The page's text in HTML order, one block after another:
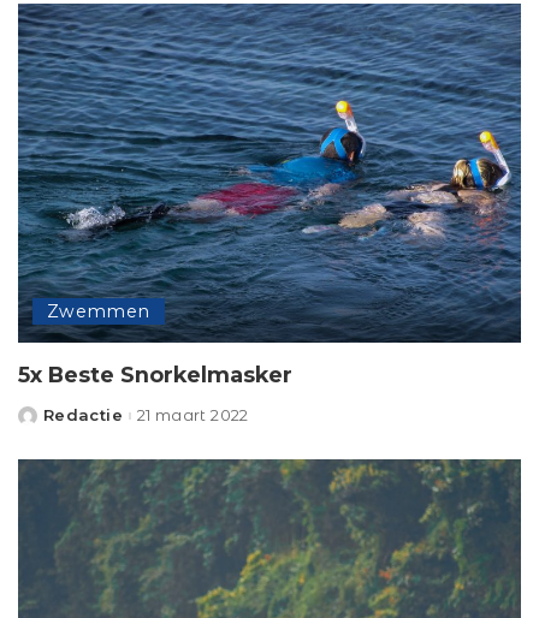
Zwemmen
5x Beste Snorkelmasker
Posted
Redactie 21 maart 2022